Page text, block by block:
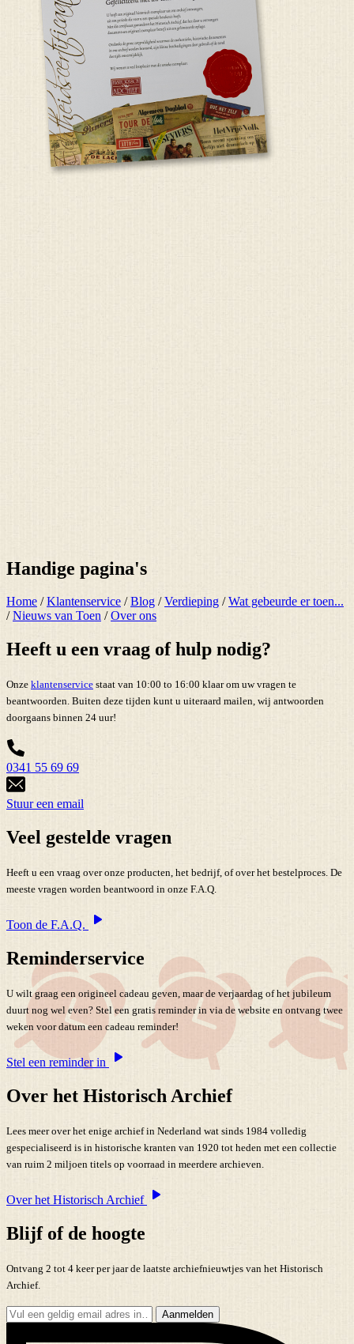
Handige pagina's
Home /Klantenservice /Blog /Verdieping /Wat gebeurde er toen...
/Nieuws van Toen /Over ons
Heeft u een vraag of hulp nodig?
Onze klantenservice staat van 10:00 to 16:00 klaar om uw vragen te
beantwoorden. Buiten deze tijden kunt u uiteraard mailen, wij antwoorden
doorgaans binnen 24 uur!
0341 55 69 69
Stuur een email
Veel gestelde vragen
Heeft u een vraag over onze producten, het bedrijf, of over het bestelproces. De
meeste vragen worden beantwoord in onze F.A.Q.
Toon de F.A.Q.
Reminderservice
U wilt graag een origineel cadeau geven, maar de verjaardag of het jubileum
duurt nog wel even? Stel een gratis reminder in via de website en ontvang twee
weken voor datum een cadeau reminder!
Stel een reminder in
Over het Historisch Archief
Lees meer over het enige archief in Nederland wat sinds 1984 volledig
gespecialiseerd is in historische kranten van 1920 tot heden met een collectie
van ruim 2 miljoen titels op voorraad in meerdere archieven.
Over het Historisch Archief
Blijf of de hoogte
Ontvang 2 tot 4 keer per jaar de laatste archiefnieuwtjes van het Historisch
Archief.
Aanmelden